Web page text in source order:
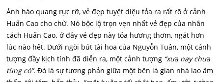
Ánh hào quang rực rỡ, vẻ đẹp tuyệt diệu tỏa ra rất rõ ở cảnh
Huấn Cao cho chữ. Nó bộc lộ trọn vẹn nhất vẻ đẹp của nhân
cách Huấn Cao. ở đây vẻ đẹp này tỏa hương thơm, ngát hơn
lúc nào hết. Dưới ngòi bút tài hoa của Nguyỗn Tuân, một cảnh
tượng đầy kịch tính đã diễn ra, một cảnh tượng “xưa nay chưa
từng có”. Đó là sự tương phản giữa một bên là gian nhà lao ẩm